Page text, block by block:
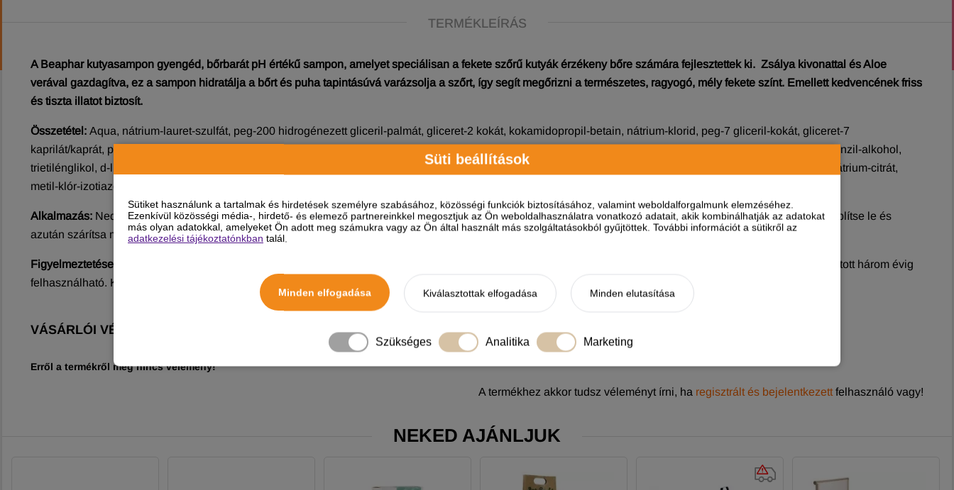
Süti beállítások
Sütiket használunk a tartalmak és hirdetések személyre szabásához, közösségi funkciók biztosításához, valamint weboldalforgalmunk elemzéséhez.
Ezenkívül közösségi média-, hirdető- és elemező partnereinkkel megosztjuk az Ön weboldalhasználatra vonatkozó adatait, akik kombinálhatják az adatokat
más olyan adatokkal, amelyeket Ön adott meg számukra vagy az Ön által használt más szolgáltatásokból gyűjtöttek. További információt a sütikről az
adatkezelési tájékoztatónkban talál.
Minden elfogadása Kiválasztottak elfogadása Minden elutasítása
Szükséges Analitika Marketing
TERMÉKLEÍRÁS
A Beaphar kutyasampon gyengéd, bőrbarát pH értékű sampon, amelyet speciálisan a fekete szőrű kutyák érzékeny bőre számára fejlesztettek ki. Zsálya kivonattal és Aloe
verával gazdagítva, ez a sampon hidratálja a bőrt és puha tapintásúvá varázsolja a szőrt, így segít megőrizni a természetes, ragyogó, mély fekete színt. Emellett kedvencének friss
és tiszta illatot biztosít.
Összetétel: Aqua, nátrium-lauret-szulfát, peg-200 hidrogénezett gliceril-palmát, gliceret-2 kokát, kokamidopropil-betain, nátrium-klorid, peg-7 gliceril-kokát, gliceret-7
kaprilát/kaprát, parfüm, poliszorbát 20, lauril-laktát, dinátrium-edta, glikol-disztearát, nátrium-c14-16 olefin-szulfonát, polikvaternium-7, glicerin, citromsav, glicin, benzil-alkohol,
trietilénglikol, d-limonén, aloe barbadensis levélkivonat, propilénglikol, nátrium-benzoát, szorbitán-laurát, CI 75180, Salvia Officinalis levélkivonat, fenoxietanol, nátrium-citrát,
metil-klór-izotiazolinon, metil-izotiazolinon, magnézium-klorid, magnézium-nitrát, kálium-szorbát, maltodextrin
Alkalmazás: Nedvesítse meg a bundát meleg vízzel, majd masszírozza a sampont a szőrzetbe, hogy habot képezzen. Két-három perc várakozás után alaposan öblítse le és
azután szárítsa meg a bundát.
Figyelmeztetések:
Ügyeljen arra, hogy a sampon ne kerüljön az állat szemébe, hallójáratába, vagy szájába. Az eredeti csomagolásban tárolva, a gyártástól számított három évig
felhasználható. Kérjük, száraz helyen, napfénytől védve, lezárt csomagolásban, 5-25 °C között tartsa. Gyermekek elől elzárva tartandó!
VÁSÁRLÓI VÉLEMÉNYEK
Erről a termékről még nincs vélemény!
A termékhez akkor tudsz véleményt írni, ha regisztrált és bejelentkezett felhasználó vagy!
NEKED AJÁNLJUK